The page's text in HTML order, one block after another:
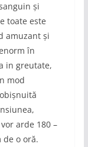
și
toate este
amuzant și
în
in greutate,
mod
arde 180 –
o oră.